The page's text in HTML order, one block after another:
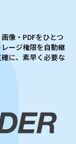
像・PDFをひとつ
ージ権限を自動継
に、素早く必要な